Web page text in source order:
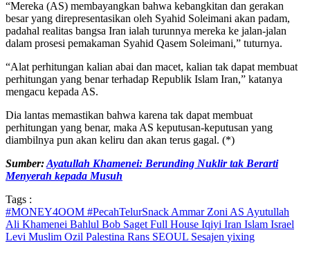
“Mereka (AS) membayangkan bahwa kebangkitan dan gerakan
besar yang direpresentasikan oleh Syahid Soleimani akan padam,
padahal realitas bangsa Iran ialah turunnya mereka ke jalan-jalan
dalam prosesi pemakaman Syahid Qasem Soleimani,” tuturnya.
“Alat perhitungan kalian abai dan macet, kalian tak dapat membuat
perhitungan yang benar terhadap Republik Islam Iran,” katanya
mengacu kepada AS.
Dia lantas memastikan bahwa karena tak dapat membuat
perhitungan yang benar, maka AS keputusan-keputusan yang
diambilnya pun akan keliru dan akan terus gagal. (*)
Sumber:Ayatullah Khamenei: Berunding Nuklir tak Berarti
Menyerah kepada Musuh
Tags :
#MONEY4OOM #PecahTelurSnack Ammar Zoni AS Ayutullah
Ali Khamenei Bahlul Bob Saget Full House Iqiyi Iran Islam Israel
Levi Muslim Ozil Palestina Rans SEOUL Sesajen yixing